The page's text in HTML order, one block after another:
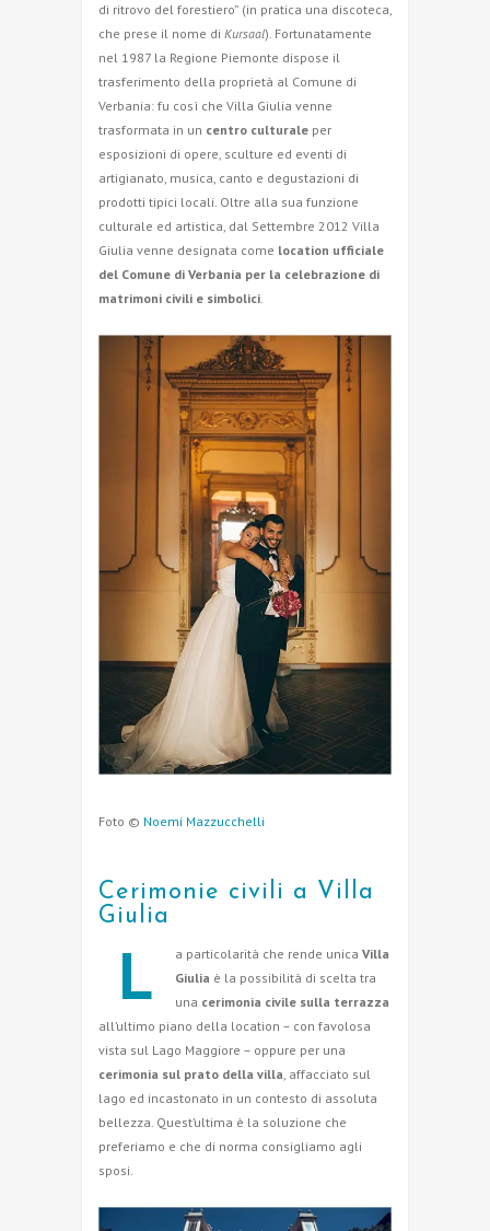
di ritrovo del forestiero” (in pratica una discoteca,
che prese il nome di Kursaal). Fortunatamente
nel 1987 la Regione Piemonte dispose il
trasferimento della proprietà al Comune di
Verbania: fu così che Villa Giulia venne
trasformata in un centro culturale per
esposizioni di opere, sculture ed eventi di
artigianato, musica, canto e degustazioni di
prodotti tipici locali. Oltre alla sua funzione
culturale ed artistica, dal Settembre 2012 Villa
Giulia venne designata come location ufficiale
del Comune di Verbania per la celebrazione di
matrimoni civili e simbolici.
Foto © Noemi Mazzucchelli
Cerimonie civili a Villa
Giulia
L a particolarità che rende unica Villa
Giulia è la possibilità di scelta tra
una cerimonia civile sulla terrazza
all’ultimo piano della location – con favolosa
vista sul Lago Maggiore – oppure per una
cerimonia sul prato della villa, affacciato sul
lago ed incastonato in un contesto di assoluta
bellezza. Quest’ultima è la soluzione che
preferiamo e che di norma consigliamo agli
sposi.